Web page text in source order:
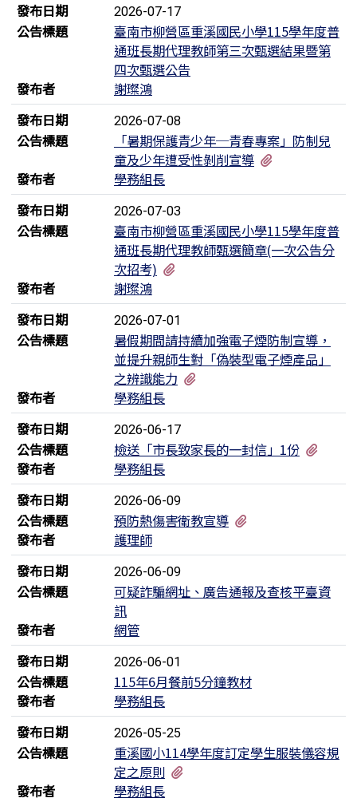
發布日期
2026-07-17
公告標題
臺南市柳營區重溪國民小學115學年度普
通班長期代理教師第三次甄選結果暨第
四次甄選公告
發布者
謝璨鴻
發布日期
2026-07-08
公告標題
「暑期保護青少年─青春專案」防制兒
童及少年遭受性剝削宣導
發布者
學務組長
發布日期
2026-07-03
公告標題
臺南市柳營區重溪國民小學115學年度普
通班長期代理教師甄選簡章(一次公告分
次招考)
發布者
謝璨鴻
發布日期
2026-07-01
公告標題
暑假期間請持續加強電子煙防制宣導，
並提升親師生對「偽裝型電子煙產品」
之辨識能力
發布者
學務組長
發布日期
2026-06-17
公告標題 檢送「市長致家長的一封信」1份
發布者
學務組長
發布日期
2026-06-09
公告標題 預防熱傷害衛教宣導
發布者
護理師
發布日期
2026-06-09
公告標題
可疑詐騙網址、廣告通報及查核平臺資
訊
發布者
網管
發布日期
2026-06-01
公告標題
115年6月餐前5分鐘教材
發布者
學務組長
發布日期
2026-05-25
公告標題
重溪國小114學年度訂定學生服裝儀容規
定之原則
發布者
學務組長